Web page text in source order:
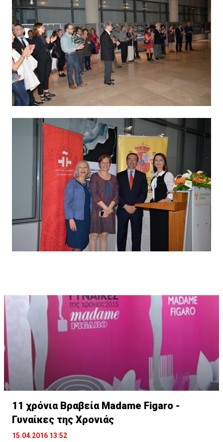
11 χρόνια Βραβεία Madame Figaro -
Γυναίκες της Χρονιάς
15.04.2016 13:52